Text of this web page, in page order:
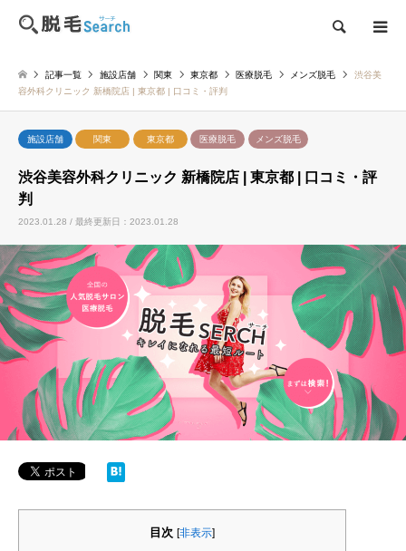
検索
記事一覧 施設店舗 関東 東京都 医療脱毛 メンズ脱毛
渋谷美
容外科クリニック 新橋院店 | 東京都 | 口コミ・評判
施設店舗 関東 東京都 医療脱毛 メンズ脱毛
渋谷美容外科クリニック 新橋院店 | 東京都 | 口コミ・評
判
2023.01.28 / 最終更新日：2023.01.28
目次 [非表示]